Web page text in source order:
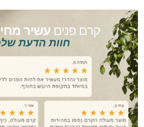
אנטי
אייג'ינג
טיפוח
הגוף